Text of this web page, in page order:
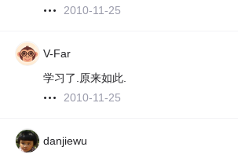
2010-11-25
V-Far
学习了.原来如此.
2010-11-25
danjiewu